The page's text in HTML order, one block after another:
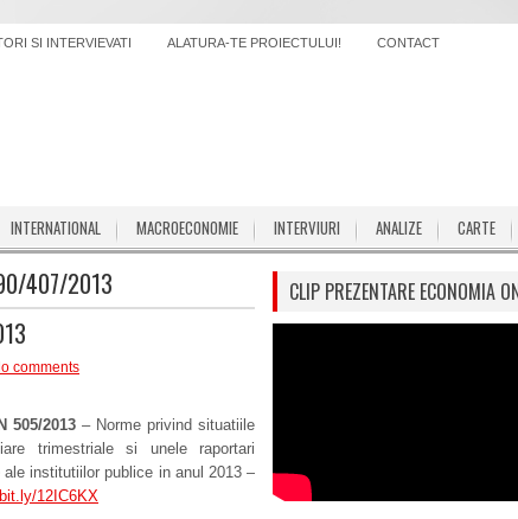
SI INTERVIEVATI ALATURA-TE PROIECTULUI! CONTACT
INTERNATIONAL MACROECONOMIE INTERVIURI ANALIZE CARTE
407/2013
comments
505/2013 – Norme privind situatiile
trimestriale si unele raportari
ale institutiilor publice in anul 2013 –
12IC6KX
CLIP PREZENTARE ECONOMIA